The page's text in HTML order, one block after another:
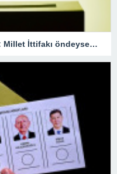
Millet İttifakı öndeyse…